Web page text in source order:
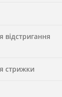
стрижки